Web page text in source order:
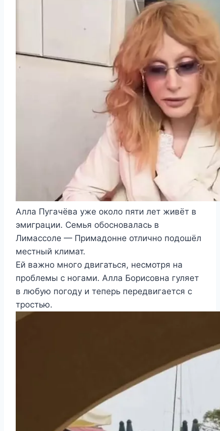
Алла Пугачёва уже около пяти лет живёт в
эмиграции. Семья обосновалась в
Лимассоле — Примадонне отлично подошёл
местный климат.
Ей важно много двигаться, несмотря на
проблемы с ногами. Алла Борисовна гуляет
в любую погоду и теперь передвигается с
тростью.